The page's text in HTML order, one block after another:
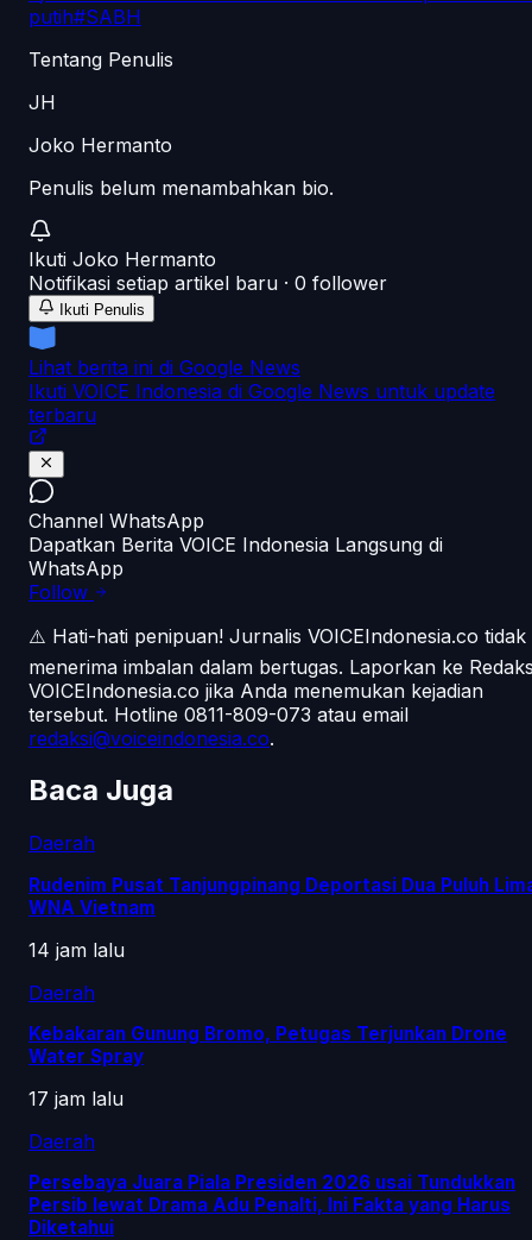
putih#SABH
Tentang Penulis
JH
Joko Hermanto
Penulis belum menambahkan bio.
Ikuti Joko Hermanto
Notifikasi setiap artikel baru · 0 follower
Ikuti Penulis
Lihat berita ini di Google News
Ikuti VOICE Indonesia di Google News untuk update
terbaru
Channel WhatsApp
Dapatkan Berita VOICE Indonesia Langsung di
WhatsApp
Follow
⚠️ Hati-hati penipuan! Jurnalis VOICEIndonesia.co tidak
menerima imbalan dalam bertugas. Laporkan ke
VOICEIndonesia.co jika Anda menemukan kejadian
tersebut. Hotline 0811-809-073 atau email
redaksi@voiceindonesia.co.
Baca Juga
Daerah
Rudenim Pusat Tanjungpinang Deportasi Dua Puluh
WNA Vietnam
14 jam lalu
Daerah
Kebakaran Gunung Bromo, Petugas Terjunkan Drone
Water Spray
17 jam lalu
Daerah
Persebaya Juara Piala Presiden 2026 usai Tundukkan
Persib lewat Drama Adu Penalti, Ini Fakta yang Harus
Diketahui